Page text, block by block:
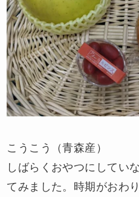
こうこう（青森産）
しばらくおやつにしてい
てみました。時期がおわ